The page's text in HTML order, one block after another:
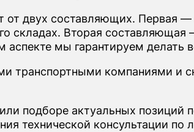
от двух составляющих. Первая
складах. Вторая
аспекте мы гарантируем
транспортными компаниями и
подборе актуальных позиций
технической консультации по